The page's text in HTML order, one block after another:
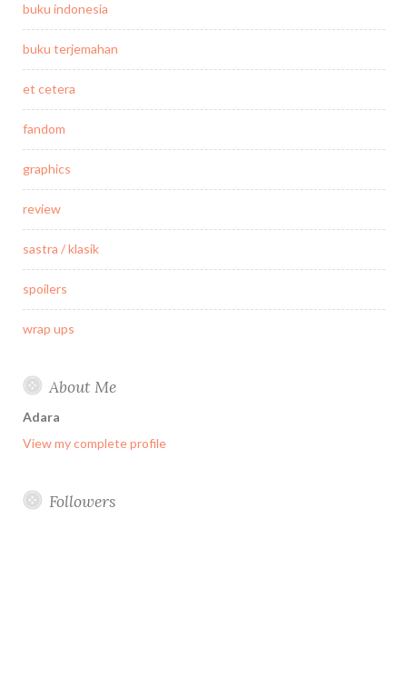
buku indonesia
buku terjemahan
et cetera
fandom
graphics
review
sastra / klasik
spoilers
wrap ups
About Me
Adara
View my complete profile
Followers